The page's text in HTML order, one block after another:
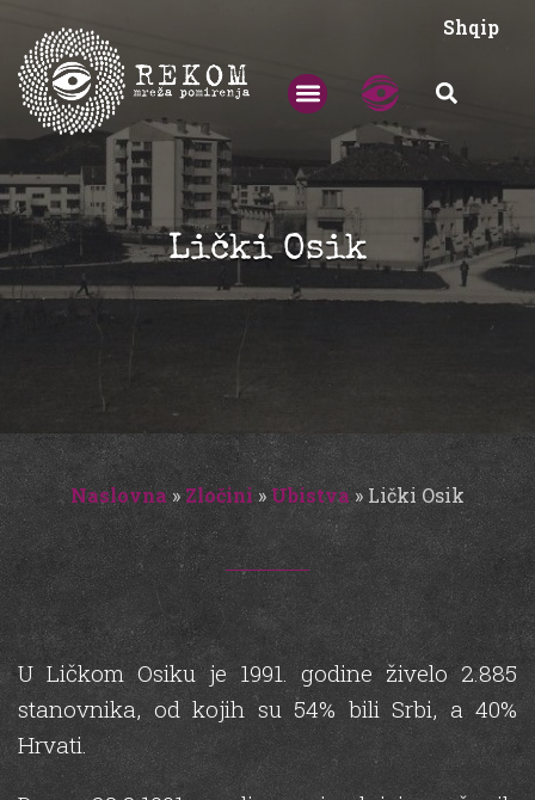
Shqip
Lički Osik
Naslovna»Zločini » Ubistva »Lički Osik
U Ličkom Osiku je 1991. godine živelo 2.885
stanovnika, od kojih su 54% bili Srbi, a 40%
Hrvati.